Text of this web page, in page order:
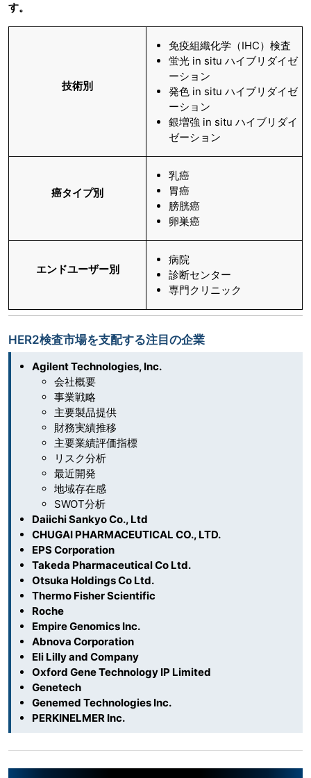
す。
技術別
免疫組織化学（IHC）検査
蛍光 in situ ハイブリダイゼ
ーション
発色 in situ ハイブリダイゼ
ーション
銀増強 in situ ハイブリダイ
ゼーション
癌タイプ別
乳癌
胃癌
膀胱癌
卵巣癌
エンドユーザー別
病院
診断センター
専門クリニック
HER2検査市場を支配する注目の企業
Agilent Technologies, Inc.
会社概要
事業戦略
主要製品提供
財務実績推移
主要業績評価指標
リスク分析
最近開発
地域存在感
SWOT分析
Daiichi Sankyo Co., Ltd
CHUGAI PHARMACEUTICAL CO., LTD.
EPS Corporation
Takeda Pharmaceutical Co Ltd.
Otsuka Holdings Co Ltd.
Thermo Fisher Scientific
Roche
Empire Genomics Inc.
Abnova Corporation
Eli Lilly and Company
Oxford Gene Technology IP Limited
Genetech
Genemed Technologies Inc.
PERKINELMER Inc.